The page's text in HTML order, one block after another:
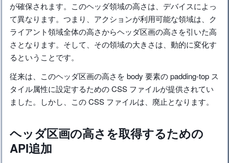
が確保されます。このヘッダ領域の高さは、デバイスによっ
て異なります。つまり、アクションが利用可能な領域は、ク
ライアント領域全体の高さからヘッダ区画の高さを引いた高
さとなります。そして、その領域の大きさは、動的に変化す
るということです。
従来は、このヘッダ区画の高さを body 要素の padding-top ス
タイル属性に設定するための CSS ファイルが提供されてい
ました。しかし、この CSS ファイルは、廃止となります。
ヘッダ区画の高さを取得するための
API追加